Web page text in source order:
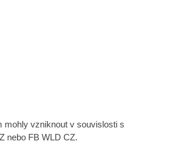
mohly vzniknout v souvislosti s
nebo FB WLD CZ.